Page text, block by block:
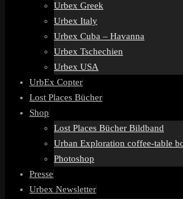
Urbex Greek
Urbex Italy
Urbex Cuba – Havanna
Urbex Tschechien
Urbex USA
UrbEx Copter
Lost Places Bücher
Shop
Lost Places Bücher Bildband
Urban Exploration coffee-table
Photoshop
Presse
Urbex Newsletter